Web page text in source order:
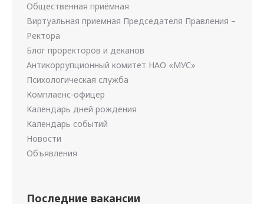
Общественная приёмная
Виртуальная приемная Председателя Правления –
Ректора
Блог проректоров и деканов
Антикоррупционный комитет НАО «МУС»
Психологическая служба
Комплаенс-офицер
Календарь дней рождения
Календарь событий
Новости
Объявления
Последние вакансии